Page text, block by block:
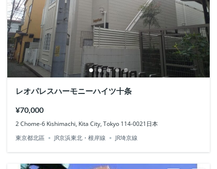
レオパレスハーモニーハイツ十条
¥70,000
2 Chome-6 Kishimachi, Kita City, Tokyo 114-0021日本
東京都北區
JR京浜東北・根岸線 JR埼京線